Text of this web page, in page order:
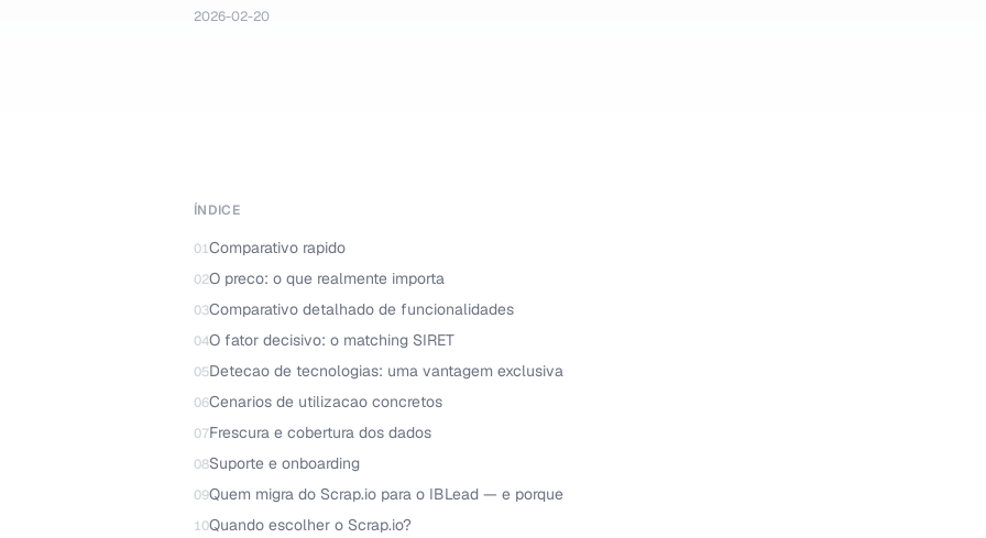
2026-02-20
ÍNDICE
01Comparativo rapido
02O preco: o que realmente importa
03Comparativo detalhado de funcionalidades
04O fator decisivo: o matching SIRET
05Detecao de tecnologias: uma vantagem exclusiva
06Cenarios de utilizacao concretos
07Frescura e cobertura dos dados
08Suporte e onboarding
09Quem migra do Scrap.io para o IBLead — e porque
10Quando escolher o Scrap.io?